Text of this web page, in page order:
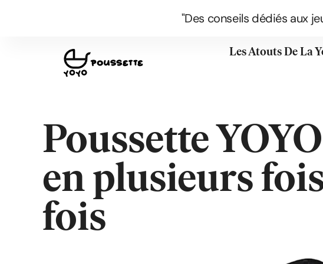
"Des conseils dédiés aux
Les Atouts De La
Poussette
en plusieurs
fois